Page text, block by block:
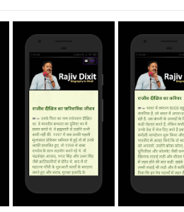
Dixit Biography,Rajiv Dixit ka jeevan